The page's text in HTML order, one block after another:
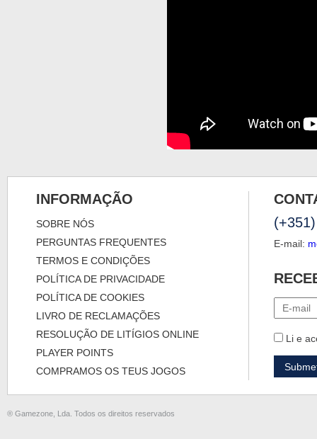
INFORMAÇÃO
SOBRE NÓS
PERGUNTAS FREQUENTES
TERMOS E CONDIÇÕES
POLÍTICA DE PRIVACIDADE
POLÍTICA DE COOKIES
LIVRO DE RECLAMAÇÕES
RESOLUÇÃO DE LITÍGIOS ONLINE
PLAYER POINTS
COMPRAMOS OS TEUS JOGOS
E-mail:
Li e
® Gamezone, Lda. Todos os direitos reservados